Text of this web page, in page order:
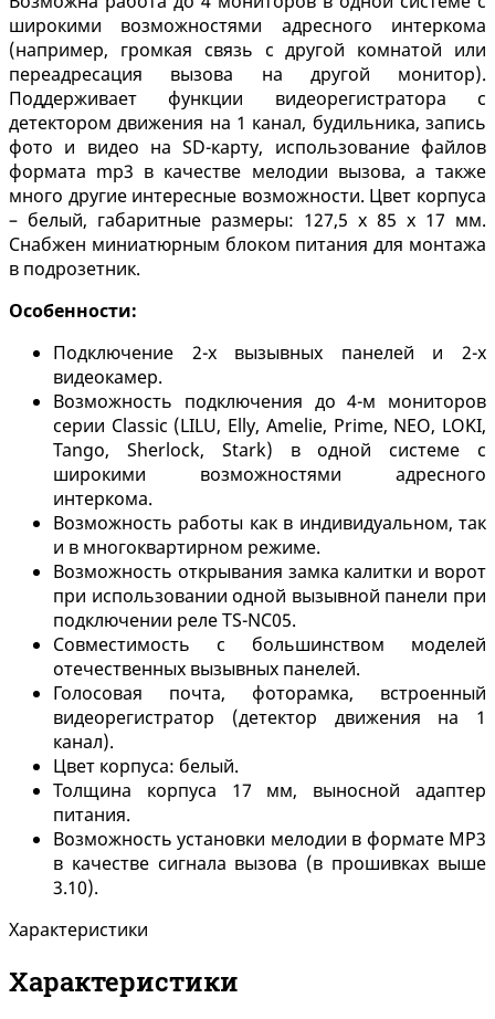
широкими возможностями адресного интеркома
(например, громкая связь с другой комнатой или
переадресация вызова на другой монитор).
Поддерживает функции видеорегистратора с
детектором движения на 1 канал, будильника, запись
фото и видео на SD-карту, использование файлов
формата mp3 в качестве мелодии вызова, а также
много другие интересные возможности. Цвет корпуса
– белый, габаритные размеры: 127,5 х 85 х 17 мм.
Снабжен миниатюрным блоком питания для монтажа
в подрозетник.
Особенности:
Подключение 2-х вызывных панелей и 2-х
видеокамер.
Возможность подключения до 4-м мониторов
серии Classic (LILU, Elly, Amelie, Prime, NEO, LOKI,
Tango, Sherlock, Stark) в одной системе с
широкими возможностями адресного
интеркома.
Возможность работы как в индивидуальном, так
и в многоквартирном режиме.
Возможность открывания замка калитки и ворот
при использовании одной вызывной панели при
подключении реле TS-NC05.
Совместимость с большинством моделей
отечественных вызывных панелей.
Голосовая почта, фоторамка, встроенный
видеорегистратор (детектор движения на 1
канал).
Цвет корпуса: белый.
Толщина корпуса 17 мм, выносной адаптер
питания.
Возможность установки мелодии в формате MP3
в качестве сигнала вызова (в прошивках выше
3.10).
Характеристики
Характеристики